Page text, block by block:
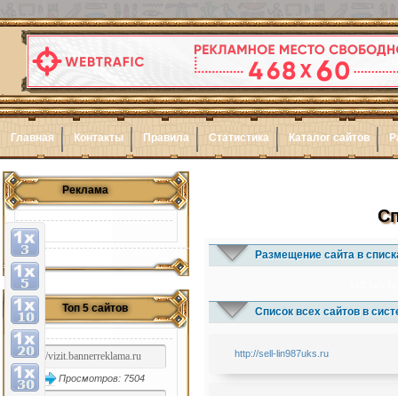
Главная Контакты Правила Статистика Каталог сайтов
Реклама
Топ 5 сайтов
Просмотров: 7504
Размещение сайта в
Список всех сайтов в
http://sell-lin987uks.ru